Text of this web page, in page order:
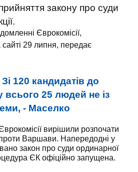
закону про суди
Єврокомісії,
сайті 29 липня, передає
Зі 120 кандидатів до
25 людей не із
- Маселко
вирішили розпочати
Варшави. Напередодні у
закон про суди ординарної
ЄК офіційно запущена.